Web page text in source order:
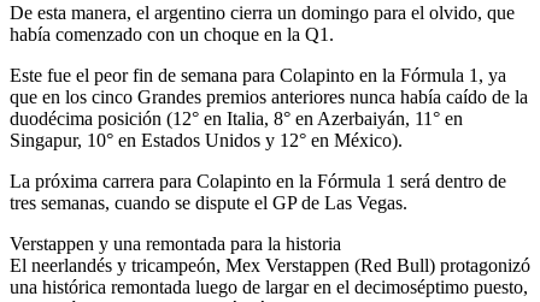
De esta manera, el argentino cierra un domingo para el olvido, que
había comenzado con un choque en la Q1.
Este fue el peor fin de semana para Colapinto en la Fórmula 1, ya
que en los cinco Grandes premios anteriores nunca había caído de la
duodécima posición (12° en Italia, 8° en Azerbaiyán, 11° en
Singapur, 10° en Estados Unidos y 12° en México).
La próxima carrera para Colapinto en la Fórmula 1 será dentro de
tres semanas, cuando se dispute el GP de Las Vegas.
Verstappen y una remontada para la historia
El neerlandés y tricampeón, Mex Verstappen (Red Bull) protagonizó
una histórica remontada luego de largar en el decimoséptimo puesto,